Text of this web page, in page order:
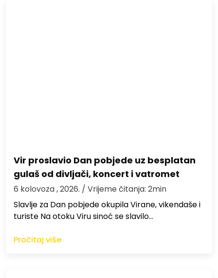
Vir proslavio Dan pobjede uz besplatan
gulaš od divljači, koncert i vatromet
6 kolovoza , 2026. / Vrijeme čitanja: 2min
Slavlje za Dan pobjede okupila Virane, vikendaše i
turiste Na otoku Viru sinoć se slavilo…
Pročitaj više